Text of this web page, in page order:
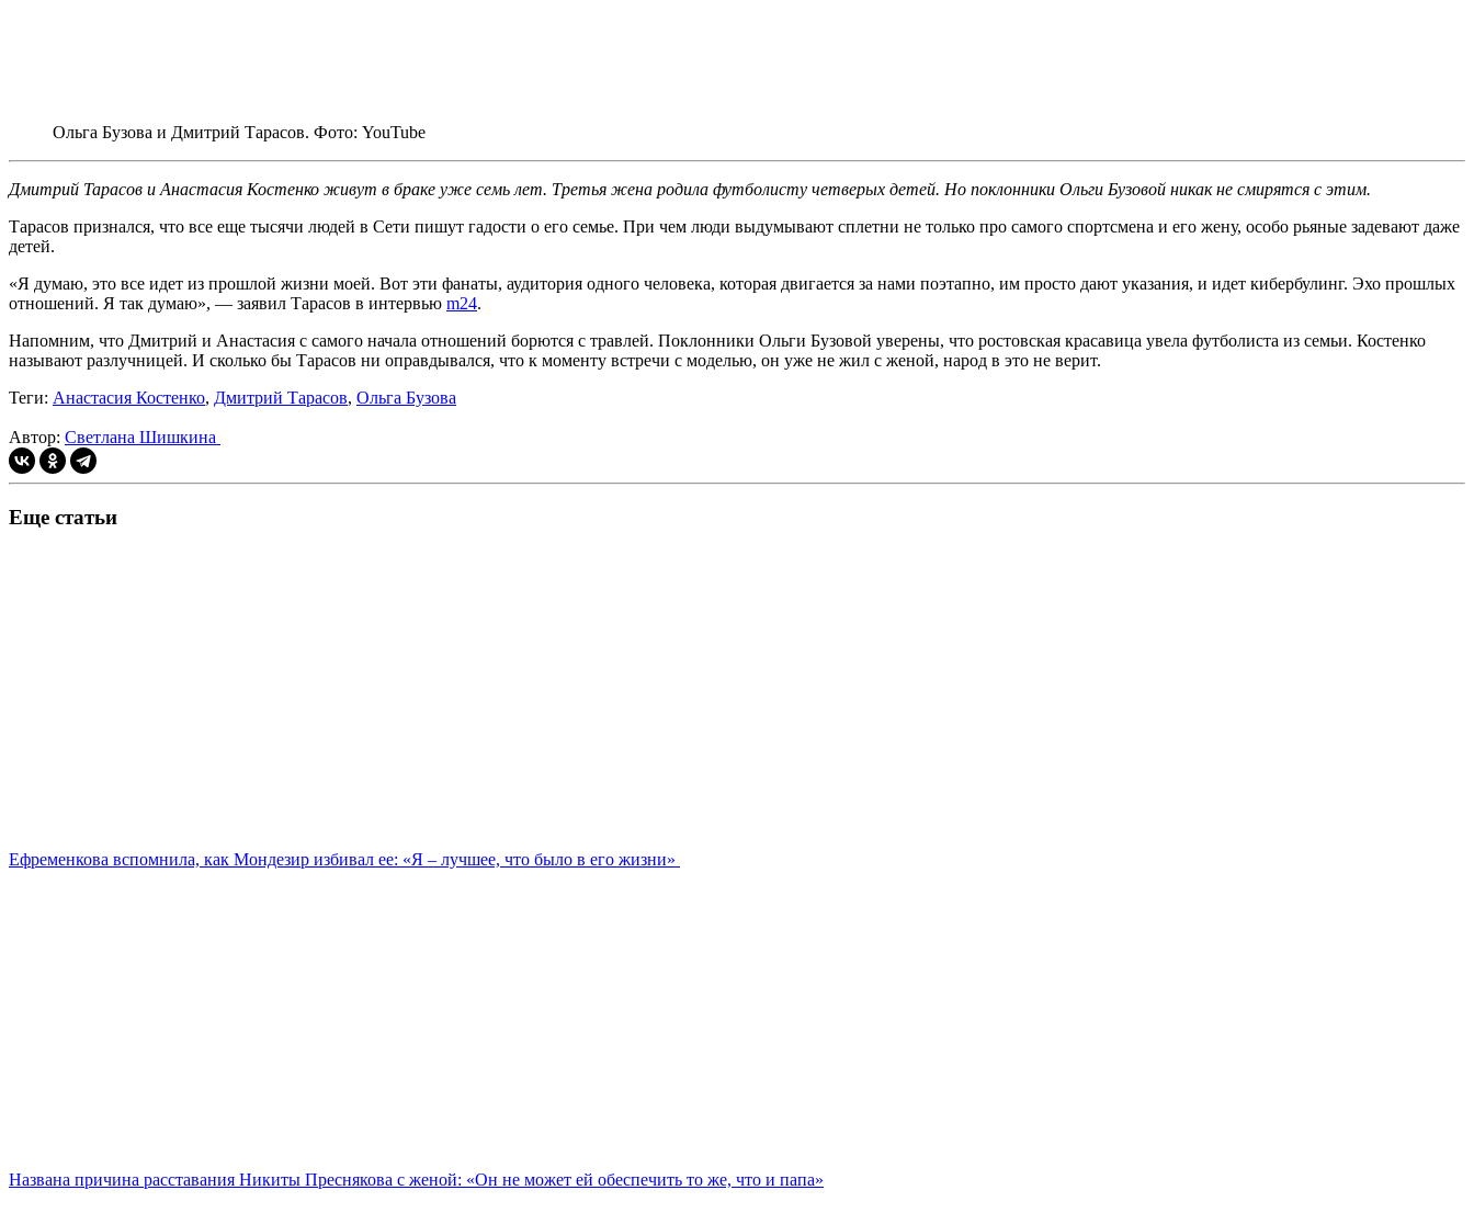
Ольга Бузова и Дмитрий Тарасов. Фото: YouTube
Дмитрий Тарасов и Анастасия Костенко живут в браке уже семь лет. Третья жена родила футболисту четверых детей. Но поклонники Ольги Бузовой никак не смирятся с этим.
Тарасов признался, что все еще тысячи людей в Сети пишут гадости о его семье. При чем люди выдумывают сплетни не только про самого спортсмена и его жену, особо рьяные задевают даже
детей.
«Я думаю, это все идет из прошлой жизни моей. Вот эти фанаты, аудитория одного человека, которая двигается за нами поэтапно, им просто дают указания, и идет кибербулинг. Эхо прошлых
отношений. Я так думаю», — заявил Тарасов в интервью m24.
Напомним, что Дмитрий и Анастасия с самого начала отношений борются с травлей. Поклонники Ольги Бузовой уверены, что ростовская красавица увела футболиста из семьи. Костенко
называют разлучницей. И сколько бы Тарасов ни оправдывался, что к моменту встречи с моделью, он уже не жил с женой, народ в это не верит.
Теги: Анастасия Костенко, Дмитрий Тарасов, Ольга Бузова
Автор: Светлана Шишкина
Еще статьи
Ефременкова вспомнила, как Мондезир избивал ее: «Я – лучшее, что было в его жизни»
Названа причина расставания Никиты Преснякова с женой: «Он не может ей обеспечить то же, что и папа»